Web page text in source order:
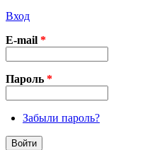
Вход
E-mail *
Пароль *
Забыли пароль?